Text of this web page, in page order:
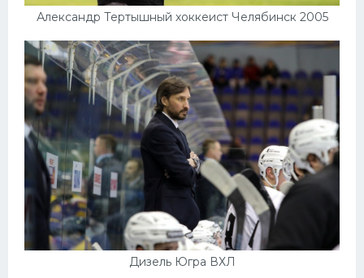
Александр Тертышный хоккеист Челябинск 2005
Дизель Югра ВХЛ